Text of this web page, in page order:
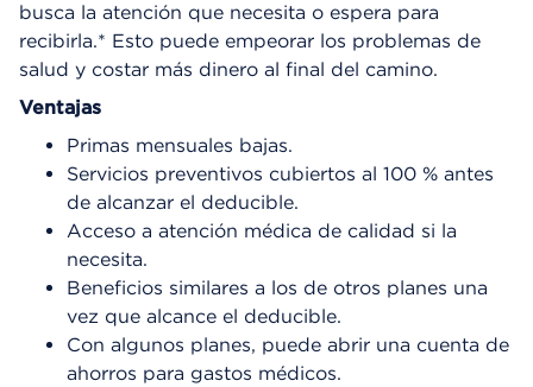
busca la atención que necesita o espera para
recibirla.* Esto puede empeorar los problemas de
salud y costar más dinero al final del camino.
Ventajas
Primas mensuales bajas.
Servicios preventivos cubiertos al 100 % antes
de alcanzar el deducible.
Acceso a atención médica de calidad si la
necesita.
Beneficios similares a los de otros planes una
vez que alcance el deducible.
Con algunos planes, puede abrir una cuenta de
ahorros para gastos médicos.